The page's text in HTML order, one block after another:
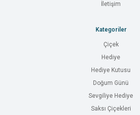
İletişim
Kategoriler
Çiçek
Hediye
Hediye Kutusu
Doğum Günü
Sevgiliye Hediye
Saksı Çiçekleri